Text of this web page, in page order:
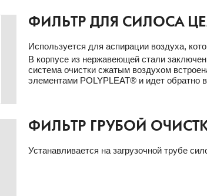
ФИЛЬТР ДЛЯ СИЛОСА
Используется для аспирации воздуха,
В корпусе из нержавеющей стали
система очистки сжатым воздухом
элементами POLYPLEAT® и идет обратно
ФИЛЬТР ГРУБОЙ
Устанавливается на загрузочной трубе